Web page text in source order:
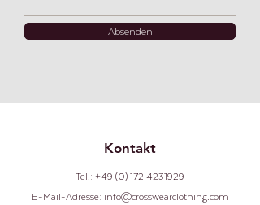
Absenden
Kontakt
Tel.: +49 (0) 172 4231929
E-Mail-Adresse: info@crosswearclothing.com